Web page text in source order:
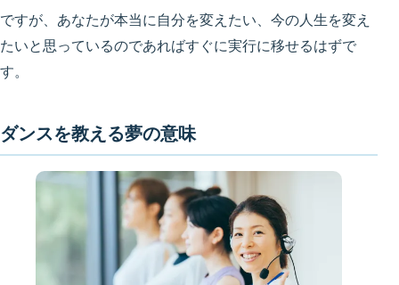
ですが、あなたが本当に自分を変えたい、今の人生を変え
たいと思っているのであればすぐに実行に移せるはずで
す。
ダンスを教える夢の意味